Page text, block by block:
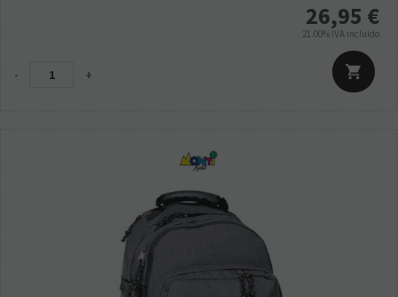
26,95 €
21.00% IVA incluido
- +